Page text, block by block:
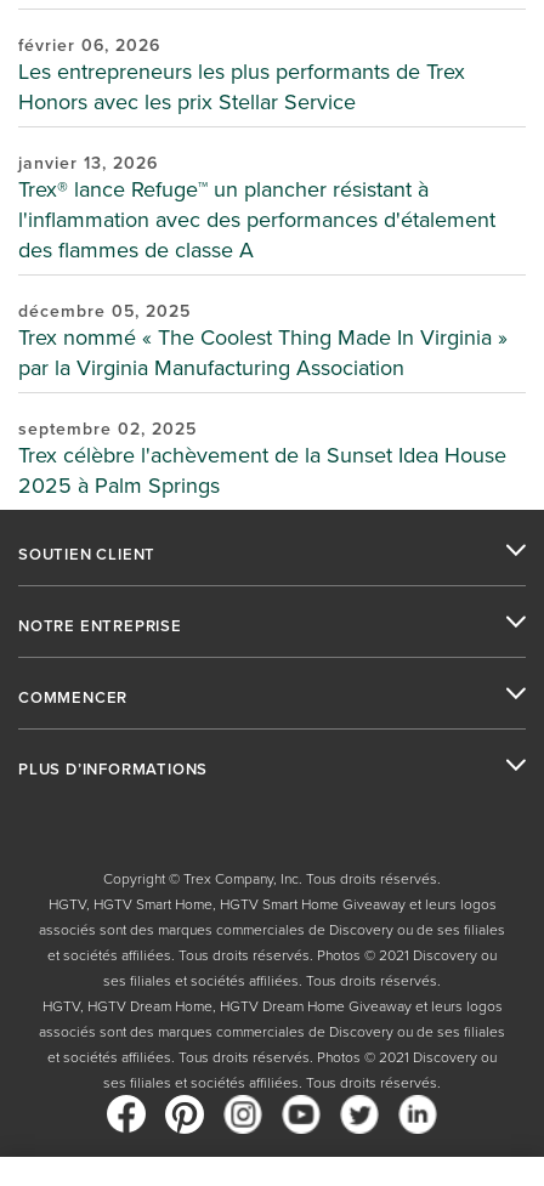
février 06, 2026
Les entrepreneurs les plus performants de Trex
Honors avec les prix Stellar Service
janvier 13, 2026
Trex® lance Refuge™ un plancher résistant à
l'inflammation avec des performances d'étalement
des flammes de classe A
décembre 05, 2025
Trex nommé « The Coolest Thing Made In Virginia »
par la Virginia Manufacturing Association
septembre 02, 2025
Trex célèbre l'achèvement de la Sunset Idea House
2025 à Palm Springs
SOUTIEN CLIENT
NOTRE ENTREPRISE
COMMENCER
PLUS D’INFORMATIONS
Copyright © Trex Company, Inc. Tous droits réservés.
HGTV, HGTV Smart Home, HGTV Smart Home Giveaway et leurs logos
associés sont des marques commerciales de Discovery ou de ses filiales
et sociétés affiliées. Tous droits réservés. Photos © 2021 Discovery ou
ses filiales et sociétés affiliées. Tous droits réservés.
HGTV, HGTV Dream Home, HGTV Dream Home Giveaway et leurs logos
associés sont des marques commerciales de Discovery ou de ses filiales
et sociétés affiliées. Tous droits réservés. Photos © 2021 Discovery ou
ses filiales et sociétés affiliées. Tous droits réservés.